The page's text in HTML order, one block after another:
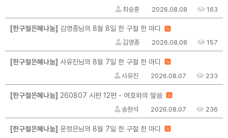
최승훈 2026.08.08 163
[한구절은혜나눔] 김영종님의 8월 8일 한 구절 한 마디 N
김영종 2026.08.08 157
[한구절은혜나눔] 사유진님의 8월 7일 한 구절 한 마디 N
사유진 2026.08.07 233
[한구절은혜나눔] 260807 시편 12편 - 여호와의 말씀 N
송현석 2026.08.07 236
[한구절은혜나눔] 문정은님의 8월 7일 한 구절 한 마디 N